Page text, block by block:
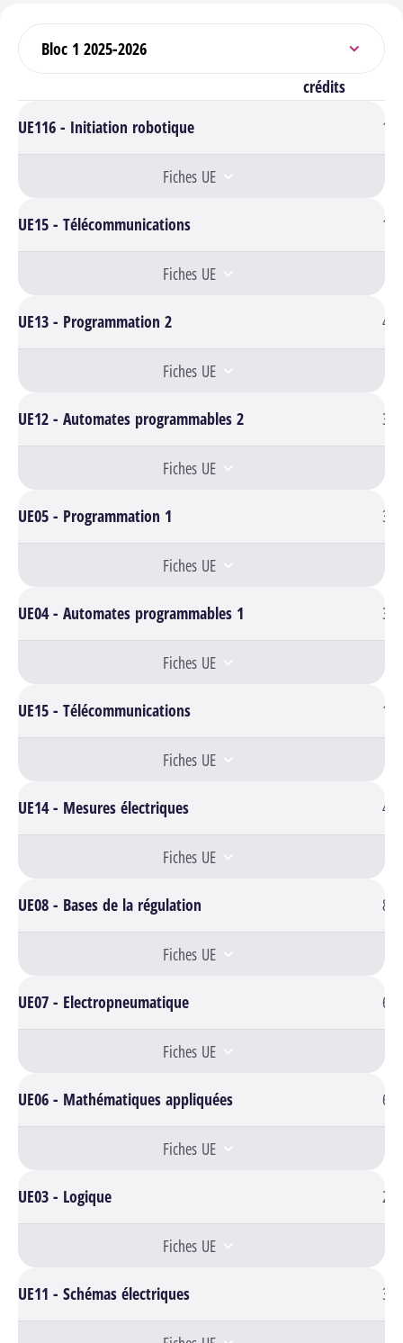
Sélectionner un bloc
crédits
UE116 - Initiation robotique
1
Fiches UE
UE15 - Télécommunications 1
Fiches UE
UE13 - Programmation 2 4
Fiches UE
UE12 - Automates programmables 2 3
Fiches UE
UE05 - Programmation 1 3
Fiches UE
UE04 - Automates programmables 1 3
Fiches UE
UE15 - Télécommunications 1
Fiches UE
UE14 - Mesures électriques 4
Fiches UE
UE08 - Bases de la régulation 8
Fiches UE
UE07 - Electropneumatique 6
Fiches UE
UE06 - Mathématiques appliquées 6
Fiches UE
UE03 - Logique 2
Fiches UE
UE11 - Schémas électriques 3